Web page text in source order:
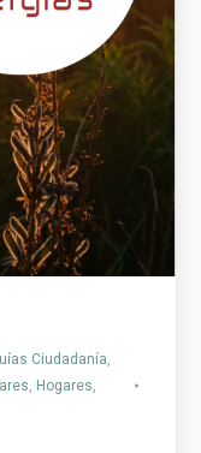
Ciudadanía,
, Hogares,